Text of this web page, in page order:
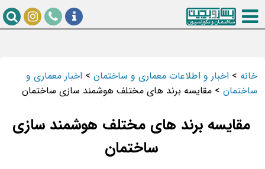
خانه>اخبار و اطلاعات معماری و ساختمان>اخبار معماری و
ساختمان>مقایسه برند های مختلف هوشمند سازی ساختمان
مقایسه برند های مختلف هوشمند سازی
ساختمان